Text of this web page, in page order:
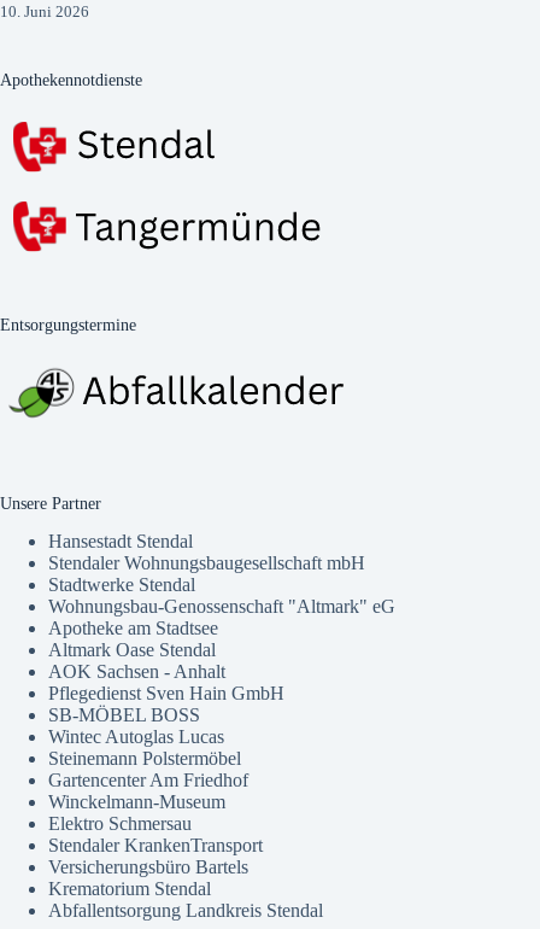
10. Juni 2026
Apothekennotdienste
Entsorgungstermine
Unsere Partner
Hansestadt Stendal
Stendaler Wohnungsbaugesellschaft mbH
Stadtwerke Stendal
Wohnungsbau-Genossenschaft "Altmark" eG
Apotheke am Stadtsee
Altmark Oase Stendal
AOK Sachsen - Anhalt
Pflegedienst Sven Hain GmbH
SB-MÖBEL BOSS
Wintec Autoglas Lucas
Steinemann Polstermöbel
Gartencenter Am Friedhof
Winckelmann-Museum
Elektro Schmersau
Stendaler KrankenTransport
Versicherungsbüro Bartels
Krematorium Stendal
Abfallentsorgung Landkreis Stendal